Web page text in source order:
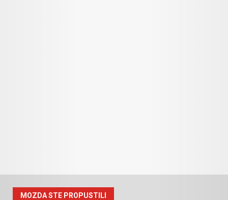
MOZDA STE PROPUSTILI